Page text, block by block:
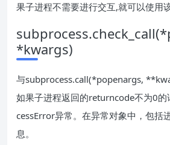
果子进程不需要进行交互,就可以使用
*kwargs)
与subprocess.call(*popenargs,
如果子进程返回的returncode不为0的
cessError异常。在异常对象中，包括
息。